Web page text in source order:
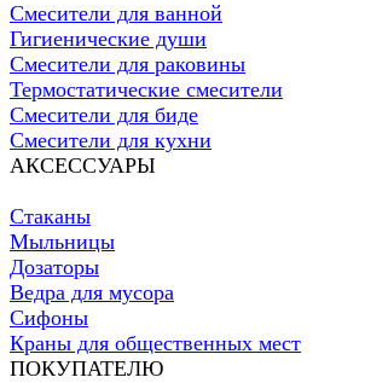
Смесители для ванной
Гигиенические души
Смесители для раковины
Термостатические смесители
Смесители для биде
Смесители для кухни
АКСЕССУАРЫ
Стаканы
Мыльницы
Дозаторы
Ведра для мусора
Сифоны
Краны для общественных мест
ПОКУПАТЕЛЮ